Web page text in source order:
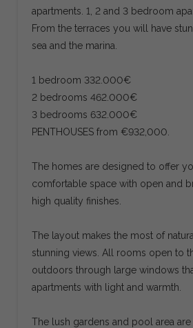
apartments. 1, 2 and 3 bedroom
From the terraces you will have
sea and the marina.
1 bedroom 332.000€
2 bedrooms 462.000€
3 bedrooms 632.000€
PENTHOUSES from €932,000.
The homes are designed to offer
comfortable space with open and
high quality finishes.
The layout makes the most of
stunning views. All rooms open to
outdoors through large windows
apartments with light and warmth.
The lush gardens and pool area